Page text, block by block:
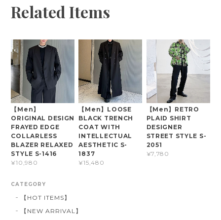
Related Items
【Men】
ORIGINAL DESIGN
FRAYED EDGE
COLLARLESS
BLAZER RELAXED
STYLE S-1416
¥10,980
【Men】LOOSE
BLACK TRENCH
COAT WITH
INTELLECTUAL
AESTHETIC S-
1837
¥15,480
【Men】RETRO
PLAID SHIRT
DESIGNER
STREET STYLE S-
2051
¥7,780
CATEGORY
【HOT ITEMS】
【NEW ARRIVAL】